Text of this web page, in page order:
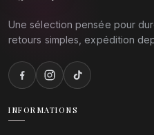
Une sélection pensée pour
retours simples, expédition
INFORMATIONS